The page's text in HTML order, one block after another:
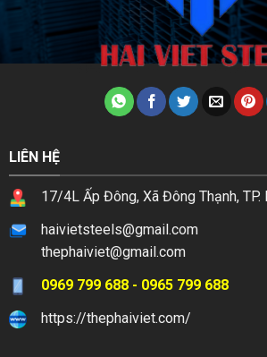
LIÊN HỆ
17/4L Ấp Đông, Xã Đông Thạnh, TP.
haivietsteels@gmail.com
thephaiviet@gmail.com
0969 799 688 - 0965 799 688
https://thephaiviet.com/